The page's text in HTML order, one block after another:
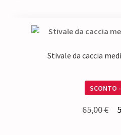
Stivale da caccia
SCONTO
65,00€